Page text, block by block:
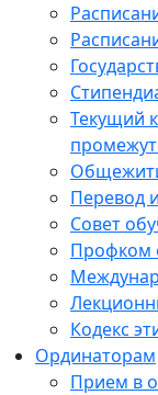
Текущий
Перевод
Совет
Профком
Кодекс
Ординаторам
Прием в